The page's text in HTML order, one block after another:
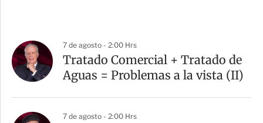
7 de agosto - 2:00 Hrs
Tratado Comercial + Tratado de
Aguas = Problemas a la vista (II)
7 de agosto - 2:00 Hrs